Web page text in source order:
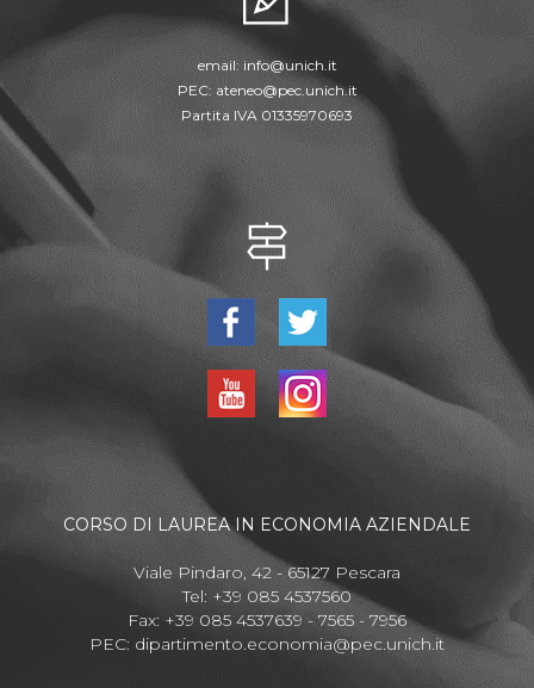
email: info@unich.it
PEC: ateneo@pec.unich.it
Partita IVA 01335970693
CORSO DI LAUREA IN ECONOMIA AZIENDALE
Viale Pindaro, 42 - 65127 Pescara
Tel: +39 085 4537560
Fax: +39 085 4537639 - 7565 - 7956
PEC: dipartimento.economia@pec.unich.it